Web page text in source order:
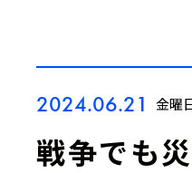
2024.06.21 金曜
戦争でも